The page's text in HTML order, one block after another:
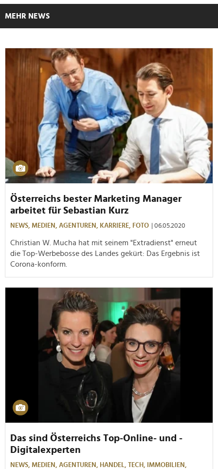
MEHR NEWS
Österreichs bester Marketing Manager
arbeitet für Sebastian Kurz
NEWS, MEDIEN, AGENTUREN, KARRIERE, FOTO | 06.05.2020
Christian W. Mucha hat mit seinem "Extradienst" erneut
die Top-Werbebosse des Landes gekürt: Das Ergebnis ist
Corona-konform.
Das sind Österreichs Top-Online- und -
Digitalexperten
NEWS, MEDIEN, AGENTUREN, HANDEL, TECH,
IMMOBILIEN,